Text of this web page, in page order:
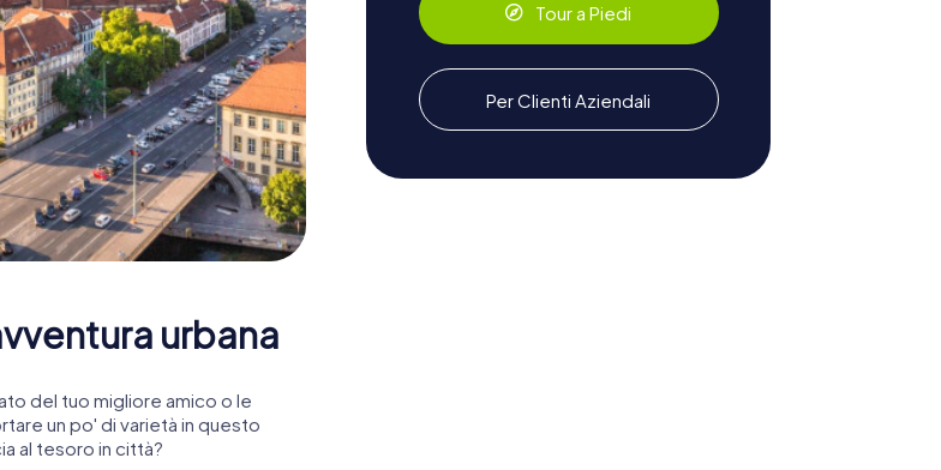
urbana
del tuo migliore amico o le
un po' di varietà in questo
al tesoro in città?
Tour a Piedi
Per Clienti Aziendali